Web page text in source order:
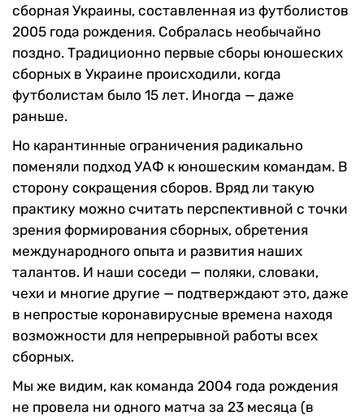
сборная Украины, составленная из футболистов
2005 года рождения. Собралась необычайно
поздно. Традиционно первые сборы юношеских
сборных в Украине происходили, когда
футболистам было 15 лет. Иногда — даже
раньше.
Но карантинные ограничения радикально
поменяли подход УАФ к юношеским командам. В
сторону сокращения сборов. Вряд ли такую
практику можно считать перспективной с точки
зрения формирования сборных, обретения
международного опыта и развития наших
талантов. И наши соседи — поляки, словаки,
чехи и многие другие — подтверждают это, даже
в непростые коронавирусные времена находя
возможности для непрерывной работы всех
сборных.
Мы же видим, как команда 2004 года рождения
не провела ни одного матча за 23 месяца (в